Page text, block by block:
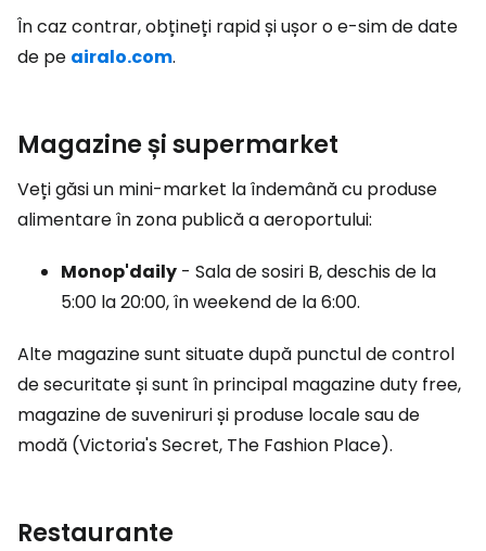
În caz contrar, obțineți rapid și ușor o e-sim de date
de pe airalo.com.
Magazine și supermarket
Veți găsi un mini-market la îndemână cu produse
alimentare în zona publică a aeroportului:
Monop'daily - Sala de sosiri B, deschis de la
5:00 la 20:00, în weekend de la 6:00.
Alte magazine sunt situate după punctul de control
de securitate și sunt în principal magazine duty free,
magazine de suveniruri și produse locale sau de
modă (Victoria's Secret, The Fashion Place).
Restaurante